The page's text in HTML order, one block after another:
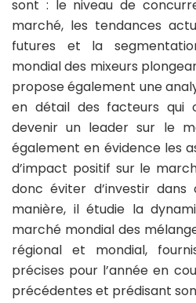
sont : le niveau de
marché, les tendances
futures et la
mondial des mixeurs
propose également une
en détail des facteurs qui
devenir un leader sur le
également en évidence les
d’impact positif sur le
donc éviter d’investir
manière, il étudie la
marché mondial des
régional et mondial,
précises pour l’année en
précédentes et prédisant